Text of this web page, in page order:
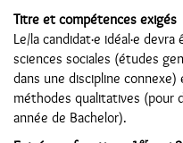
Titre et compétences exigés
Le/la candidat·e idéal·e
sciences sociales (études
dans une discipline
méthodes qualitatives (pour
année de Bachelor).